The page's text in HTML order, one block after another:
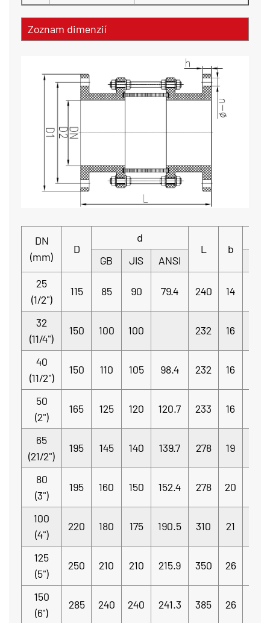
Zoznam dimenzií
DN
(mm)
D
d
L
b
GB
JIS ANSI
25
(1/2")
115 85 90 79.4 240 14
32
(11/4")
150 100 100 232 16
40
(11/2")
150 110 105 98.4 232 16
50
(2")
165 125 120 120.7 233 16
65
(21/2")
195 145 140 139.7 278 19
80
(3")
195 160 150 152.4 278 20
100
(4")
220 180 175 190.5 310 21
125
(5")
250 210 210 215.9 350 26
150
(6")
285 240 240 241.3 385 26